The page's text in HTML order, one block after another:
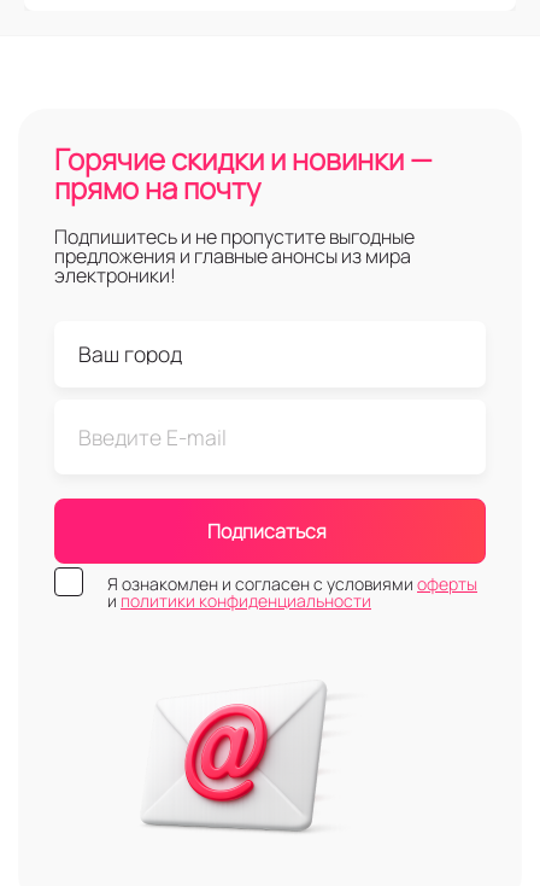
Горячие скидки и новинки —
прямо на почту
Подпишитесь и не пропустите выгодные
предложения и главные анонсы из мира
электроники!
Подписаться
Я ознакомлен и согласен с условиями оферты
и политики конфиденциальности